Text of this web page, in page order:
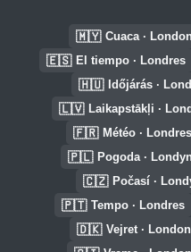
🇲🇾 Cuaca ·
🇪🇸 El tiempo · Londres
🇭🇺 Időjárás ·
🇱🇻 Laikapstākļi ·
🇫🇷 Météo · Londres
🇵🇱 Pogoda ·
🇨🇿 Počasí ·
🇵🇹 Tempo · Londres
🇩🇰 Vejret · London